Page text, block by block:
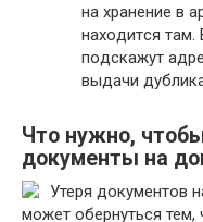
нa xpaнeниe в
нaxoдитcя тaм.
пoдcкaжyт
выдaчи
Что нужно,
документы на
Утеря документов
может обернуться тем,